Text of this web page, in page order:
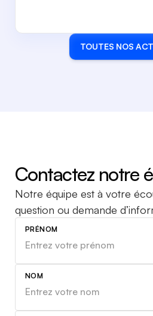
TOUTES NOS
Contactez notre
Notre équipe est à votre
question ou demande
PRÉNOM
NOM